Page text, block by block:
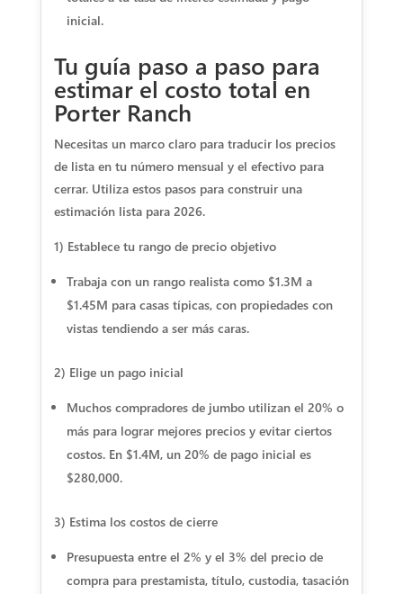
inicial.
Tu guía paso a paso para
estimar el costo total en
Porter Ranch
Necesitas un marco claro para traducir los precios
de lista en tu número mensual y el efectivo para
cerrar. Utiliza estos pasos para construir una
estimación lista para 2026.
1) Establece tu rango de precio objetivo
Trabaja con un rango realista como $1.3M a
$1.45M para casas típicas, con propiedades con
vistas tendiendo a ser más caras.
2) Elige un pago inicial
Muchos compradores de jumbo utilizan el 20% o
más para lograr mejores precios y evitar ciertos
costos. En $1.4M, un 20% de pago inicial es
$280,000.
3) Estima los costos de cierre
Presupuesta entre el 2% y el 3% del precio de
compra para prestamista, título, custodia, tasación